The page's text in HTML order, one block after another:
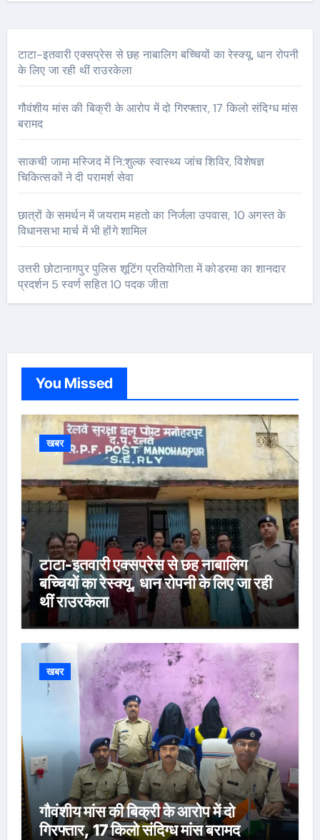
टाटा-इतवारी एक्सप्रेस से छह नाबालिग बच्चियों का रेस्क्यू, धान रोपनी
के लिए जा रही थीं राउरकेला
गौवंशीय मांस की बिक्री के आरोप में दो गिरफ्तार, 17 किलो संदिग्ध मांस
बरामद
साकची जामा मस्जिद में नि:शुल्क स्वास्थ्य जांच शिविर, विशेषज्ञ
चिकित्सकों ने दी परामर्श सेवा
छात्रों के समर्थन में जयराम महतो का निर्जला उपवास, 10 अगस्त के
विधानसभा मार्च में भी होंगे शामिल
उत्तरी छोटानागपुर पुलिस शूटिंग प्रतियोगिता में कोडरमा का शानदार
प्रदर्शन 5 स्वर्ण सहित 10 पदक जीता
You Missed
खबर
टाटा-इतवारी एक्सप्रेस से छह नाबालिग
बच्चियों का रेस्क्यू, धान रोपनी के लिए जा रही
थीं राउरकेला
खबर
गौवंशीय मांस की बिक्री के आरोप में दो
गिरफ्तार, 17 किलो संदिग्ध मांस बरामद